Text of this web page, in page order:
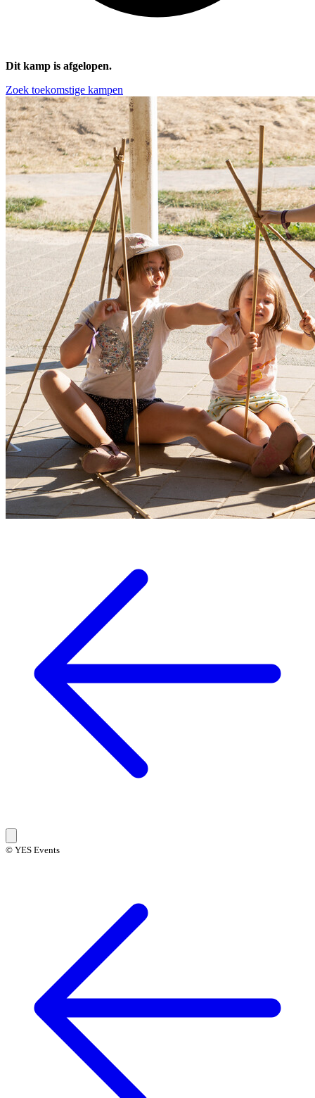
Dit kamp is afgelopen.
Zoek toekomstige kampen
© YES Events